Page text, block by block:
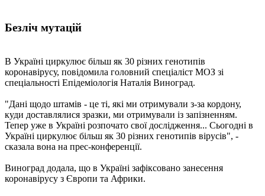
Безліч мутацій
В Україні циркулює більш як 30 різних генотипів
коронавірусу, повідомила головний спеціаліст МОЗ зі
спеціальності Епідеміологія Наталія Виноград.
"Дані щодо штамів - це ті, які ми отримували з-за кордону,
куди доставлялися зразки, ми отримували із запізненням.
Тепер уже в Україні розпочато свої дослідження... Сьогодні в
Україні циркулює більш як 30 різних генотипів вірусів", -
сказала вона на прес-конференції.
Виноград додала, що в Україні зафіксовано занесення
коронавірусу з Європи та Африки.